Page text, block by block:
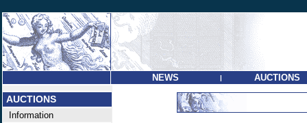
NEWS | AUCTIONS
AUCTIONS
Information